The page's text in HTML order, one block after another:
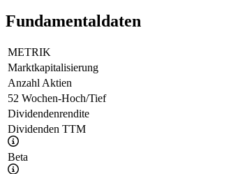
Fundamentaldaten
METRIK
Marktkapitalisierung
Anzahl Aktien
52 Wochen-Hoch/Tief
Dividendenrendite
Dividenden TTM
Beta